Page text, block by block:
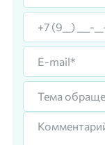
Тема